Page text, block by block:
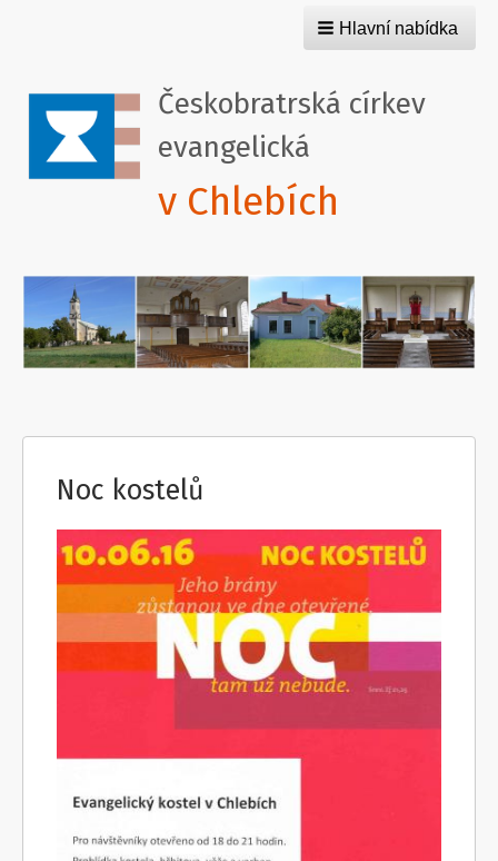
Hlavní nabídka
Českobratrská církev
evangelická
v Chlebích
Noc kostelů